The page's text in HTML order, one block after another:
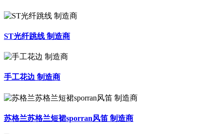
ST光纤跳线 制造商
手工花边 制造商
苏格兰苏格兰短裙sporran风笛 制造商